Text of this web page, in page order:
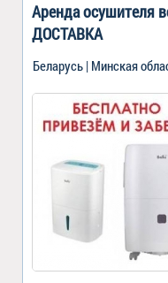
Аренда осушителя
ДОСТАВКА
Беларусь | Минская